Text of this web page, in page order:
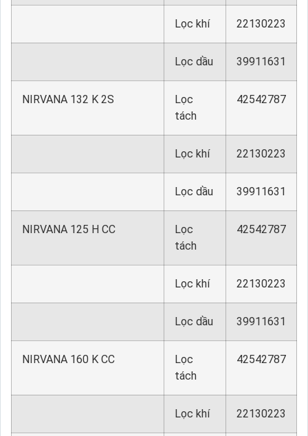
Lọc khí 22130223
Lọc dầu 39911631
NIRVANA 132 K 2S
Lọc
tách
42542787
Lọc khí 22130223
Lọc dầu 39911631
NIRVANA 125 H CC
Lọc
tách
42542787
Lọc khí 22130223
Lọc dầu 39911631
NIRVANA 160 K CC
Lọc
tách
42542787
Lọc khí 22130223